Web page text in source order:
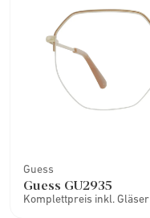
Guess
Guess GU2935
Komplettpreis inkl. Gläser